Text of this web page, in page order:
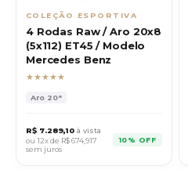
COLEÇÃO ESPORTIVA
4 Rodas Raw / Aro 20x8
(5x112) ET45 / Modelo
Mercedes Benz
★★★★★
Aro 20"
R$ 7.289,10 à vista
ou 12x de R$674,917
sem juros
10% OFF